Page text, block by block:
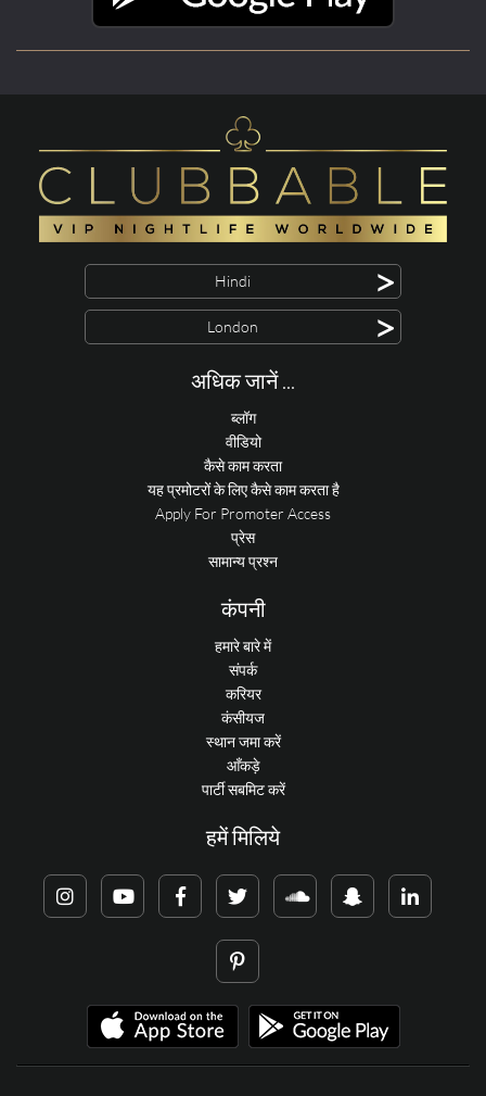
Hindi >
London >
अधिक जानें ...
ब्लॉग
वीडियो
कैसे काम करता
यह प्रमोटरों के लिए कैसे काम करता है
Apply For Promoter Access
प्रेस
सामान्य प्रश्न
कंपनी
हमारे बारे में
संपर्क
करियर
कंसीयज
स्थान जमा करें
आँकड़े
पार्टी सबमिट करें
हमें मिलिये